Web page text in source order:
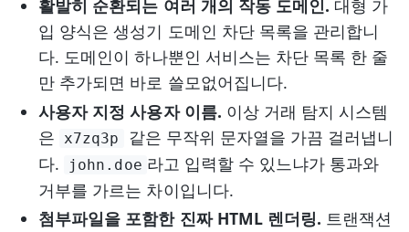
활발히 순환되는 여러 개의 작동 도메인. 대형 가
입 양식은 생성기 도메인 차단 목록을 관리합니
다. 도메인이 하나뿐인 서비스는 차단 목록 한 줄
만 추가되면 바로 쓸모없어집니다.
사용자 지정 사용자 이름. 이상 거래 탐지 시스템
은
x7zq3p
같은 무작위 문자열을 가끔 걸러냅니
다.
john.doe 라고 입력할 수 있느냐가 통과와
거부를 가르는 차이입니다.
첨부파일을 포함한 진짜 HTML 렌더링. 트랜잭션